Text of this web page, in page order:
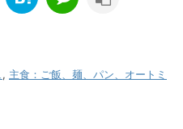
, 主食：ご飯、麺、パン、オートミ